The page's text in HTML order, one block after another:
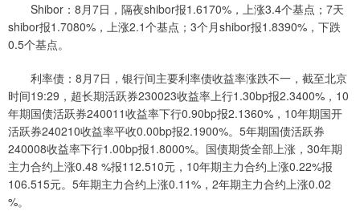
Shibor：8月7日，隔夜shibor报1.6170%，上涨3.4个基点；7天
shibor报1.7080%，上涨2.1个基点；3个月shibor报1.8390%，下跌
0.5个基点。
利率债：8月7日，银行间主要利率债收益率涨跌不一，截至北京
时间19:29，超长期活跃券230023收益率上行1.30bp报2.3400%，10
年期国债活跃券240011收益率下行0.90bp报2.1360%，10年期国开
活跃券240210收益率平收0.00bp报2.1900%。5年期国债活跃券
240008收益率下行1.00bp报1.8000%。国债期货全部上涨，30年期
主力合约上涨0.48 %报112.510元，10年期主力合约上涨0.22%报
106.515元。5年期主力合约上涨0.11%，2年期主力合约上涨0.02
%。